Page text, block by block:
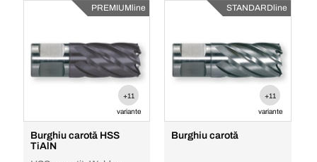
PREMIUMline
+11
variante
Burghiu carotă HSS
TiAlN
STANDARDline
+11
variante
Burghiu carotă